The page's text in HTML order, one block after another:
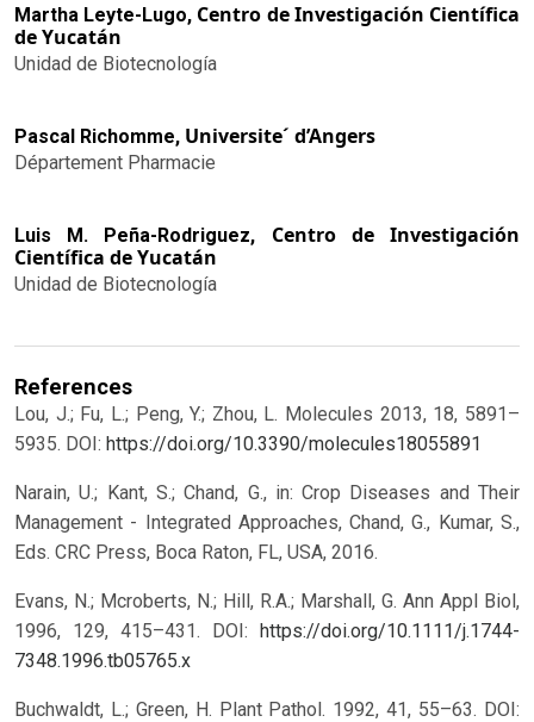
Martha Leyte-Lugo, Centro de Investigación Científica
de Yucatán
Unidad de Biotecnología
Pascal Richomme, Universite´ d’Angers
Département Pharmacie
Luis M. Peña-Rodriguez, Centro de Investigación
Científica de Yucatán
Unidad de Biotecnología
References
Lou, J.; Fu, L.; Peng, Y.; Zhou, L. Molecules 2013, 18, 5891–
5935. DOI: https://doi.org/10.3390/molecules18055891
Narain, U.; Kant, S.; Chand, G., in: Crop Diseases and Their
Management - Integrated Approaches, Chand, G., Kumar, S.,
Eds. CRC Press, Boca Raton, FL, USA, 2016.
Evans, N.; Mcroberts, N.; Hill, R.A.; Marshall, G. Ann Appl Biol,
1996, 129, 415–431. DOI: https://doi.org/10.1111/j.1744-
7348.1996.tb05765.x
Buchwaldt, L.; Green, H. Plant Pathol. 1992, 41, 55–63. DOI: